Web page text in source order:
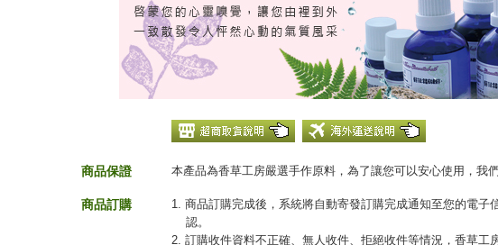
商品保證 本產品為香草工房嚴選手作原料，為了讓您可以安心使用，我
商品訂購
1. 商品訂購完成後，系統將自動寄發訂購完成通知至您的電子
認。
2. 訂購收件資料不正確、無人收件、拒絕收件等情況，香草工